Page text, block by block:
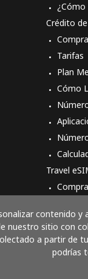
contenido
nuestro sitio con
a partir de
podrías
¿Cómo
Crédito
Tarifas
Plan
Cómo
Travel